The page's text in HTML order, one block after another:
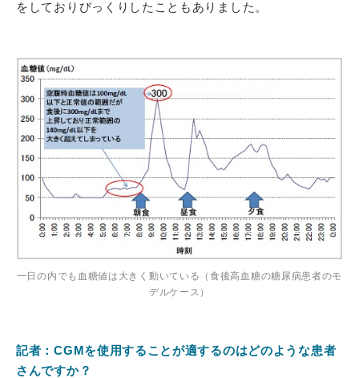
をしておりびっくりしたこともありました。
一日の内でも血糖値は大きく動いている（食後高血糖の糖尿病患者のモ
デルケース）
記者：CGMを使用することが適するのはどのような患者
さんですか？